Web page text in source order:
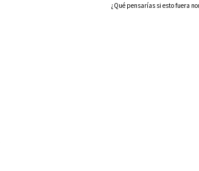
¿Qué pensarías si esto fuera